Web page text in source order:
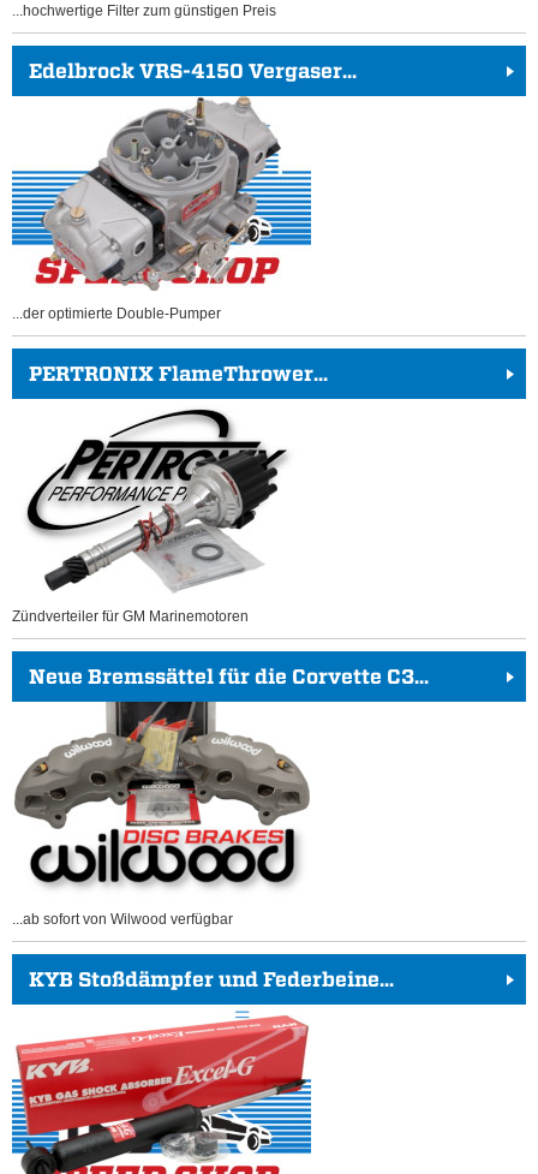
...hochwertige Filter zum günstigen Preis
Edelbrock VRS-4150 Vergaser...
...der optimierte Double-Pumper
PERTRONIX FlameThrower...
Zündverteiler für GM Marinemotoren
Neue Bremssättel für die Corvette C3...
...ab sofort von Wilwood verfügbar
KYB Stoßdämpfer und Federbeine...